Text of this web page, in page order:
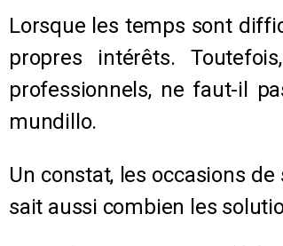
Lorsque les temps sont
propres intérêts.
professionnels, ne faut-il
mundillo.
Un constat, les occasions
sait aussi combien les